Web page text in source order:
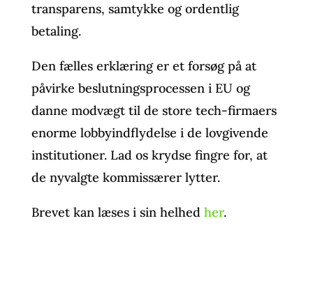
transparens, samtykke og ordentlig
betaling.
Den fælles erklæring er et forsøg på at
påvirke beslutningsprocessen i EU og
danne modvægt til de store tech-firmaers
enorme lobbyindflydelse i de lovgivende
institutioner. Lad os krydse fingre for, at
de nyvalgte kommissærer lytter.
Brevet kan læses i sin helhed her.